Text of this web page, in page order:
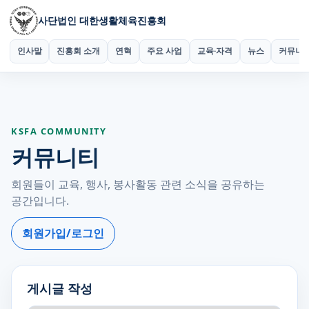
사단법인 대한생활체육진흥회
인사말 진흥회 소개 연혁 주요 사업 교육·자격 뉴스 커뮤니
KSFA COMMUNITY
커뮤니티
회원들이 교육, 행사, 봉사활동 관련 소식을 공유하는
공간입니다.
회원가입/로그인
게시글 작성